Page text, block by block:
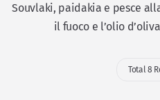
Souvlaki, paidakia e pesce
il fuoco e l’olio
Total 8